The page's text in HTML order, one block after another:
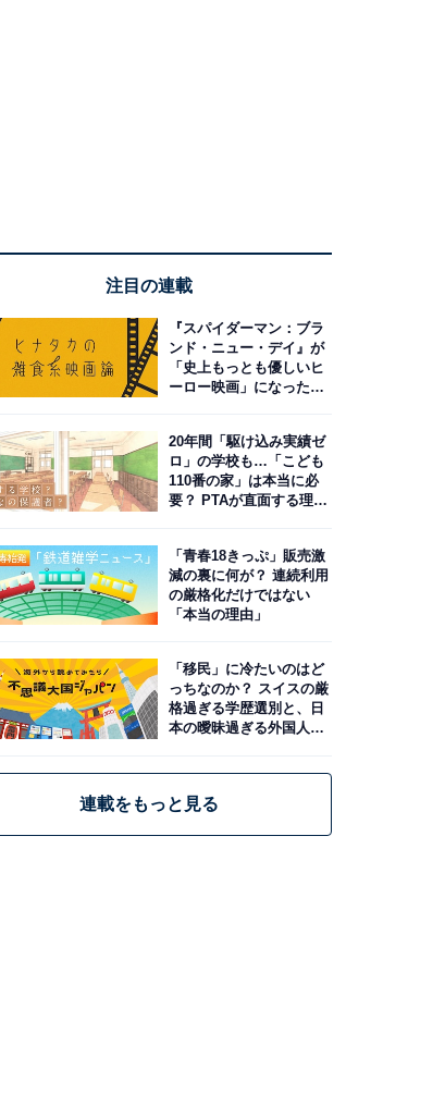
注目の連載
『スパイダーマン：ブラ
ンド・ニュー・デイ』が
「史上もっとも優しいヒ
ーロー映画」になった理
20年間「駆け込み実績ゼ
ロ」の学校も…「こども
110番の家」は本当に必
要？ PTAが直面する理想
「青春18きっぷ」販売激
減の裏に何が？ 連続利用
の厳格化だけではない
「本当の理由」
「移民」に冷たいのはど
っちなのか？ スイスの厳
格過ぎる学歴選別と、日
本の曖昧過ぎる外国人政
連載をもっと見る